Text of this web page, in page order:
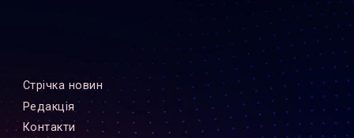
Стрiчка новин
Редакцiя
Контакти